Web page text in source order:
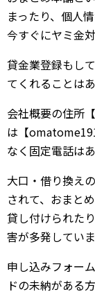
まったり、個人
今すぐにヤミ金
貸金業登録もし
てくれることは
会社概要の住所
は【
なく固定電話は
大口・借り換え
されて、おまと
貸し付けられた
害が多発していま
申し込みフォー
ドの未納がある